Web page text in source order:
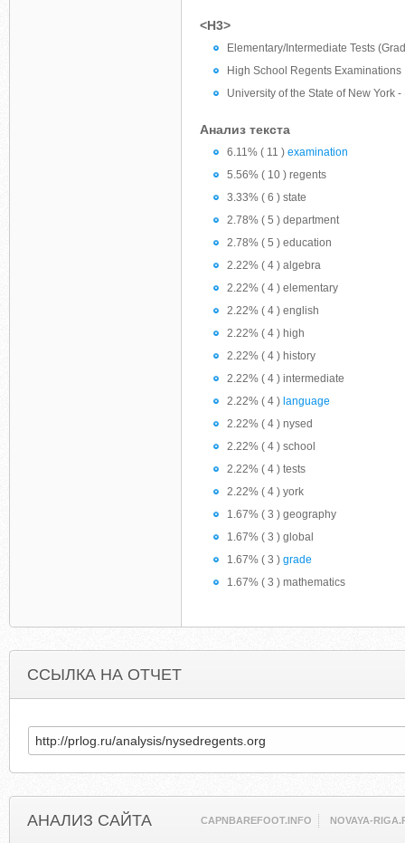
<H3>
Elementary/Intermediate Tests
High School Regents Examinations
University of the State of New York
Анализ текста
6.11% ( 11 ) examination
5.56% ( 10 ) regents
3.33% ( 6 ) state
2.78% ( 5 ) department
2.78% ( 5 ) education
2.22% ( 4 ) algebra
2.22% ( 4 ) elementary
2.22% ( 4 ) english
2.22% ( 4 ) high
2.22% ( 4 ) history
2.22% ( 4 ) intermediate
2.22% ( 4 ) language
2.22% ( 4 ) nysed
2.22% ( 4 ) school
2.22% ( 4 ) tests
2.22% ( 4 ) york
1.67% ( 3 ) geography
1.67% ( 3 ) global
1.67% ( 3 ) grade
1.67% ( 3 ) mathematics
ССЫЛКА НА ОТЧЕТ
АНАЛИЗ САЙТА CAPNBAREFOOT.INFO NOVAYA-